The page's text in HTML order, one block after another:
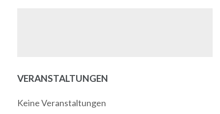
VERANSTALTUNGEN
Keine Veranstaltungen